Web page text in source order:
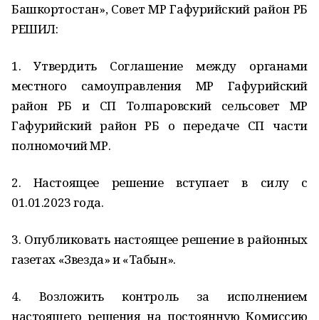
Башкортостан», Совет МР Гафурийский район РБ
РЕШИЛ:
1. Утвердить Соглашение между органами
местного самоуправления МР Гафурийский
район РБ и СП Толпаровский сельсовет МР
Гафурийский район РБ о передаче СП части
полномочий МР.
2. Настоящее решение вступает в силу с
01.01.2023 года.
3. Опубликовать настоящее решение в районных
газетах «Звезда» и «Табын».
4. Возложить контроль за исполнением
настоящего решения на постоянную Комиссию